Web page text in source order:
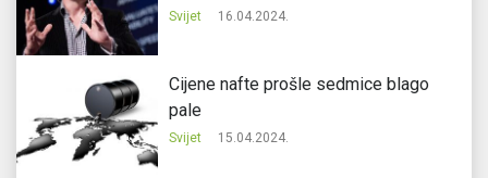
Svijet 16.04.2024.
Cijene nafte prošle sedmice blago
pale
Svijet 15.04.2024.